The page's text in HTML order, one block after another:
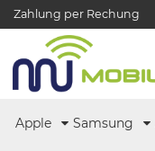
Zahlung per Rechung
Apple Samsung